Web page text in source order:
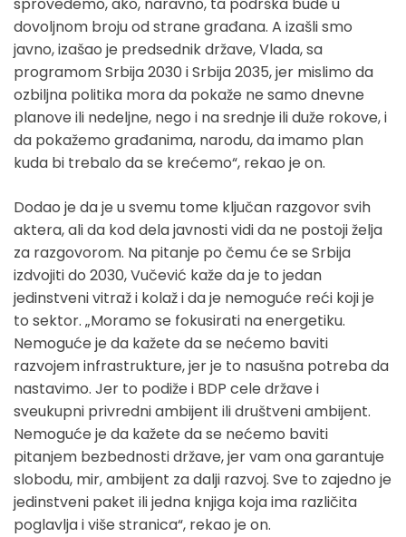
sprovedemo, ako, naravno, ta podrška bude u
dovoljnom broju od strane građana. A izašli smo
javno, izašao je predsednik države, Vlada, sa
programom Srbija 2030 i Srbija 2035, jer mislimo da
ozbiljna politika mora da pokaže ne samo dnevne
planove ili nedeljne, nego i na srednje ili duže rokove, i
da pokažemo građanima, narodu, da imamo plan
kuda bi trebalo da se krećemo“, rekao je on.
Dodao je da je u svemu tome ključan razgovor svih
aktera, ali da kod dela javnosti vidi da ne postoji želja
za razgovorom. Na pitanje po čemu će se Srbija
izdvojiti do 2030, Vučević kaže da je to jedan
jedinstveni vitraž i kolaž i da je nemoguće reći koji je
to sektor. „Moramo se fokusirati na energetiku.
Nemoguće je da kažete da se nećemo baviti
razvojem infrastrukture, jer je to nasušna potreba da
nastavimo. Jer to podiže i BDP cele države i
sveukupni privredni ambijent ili društveni ambijent.
Nemoguće je da kažete da se nećemo baviti
pitanjem bezbednosti države, jer vam ona garantuje
slobodu, mir, ambijent za dalji razvoj. Sve to zajedno je
jedinstveni paket ili jedna knjiga koja ima različita
poglavlja i više stranica“, rekao je on.